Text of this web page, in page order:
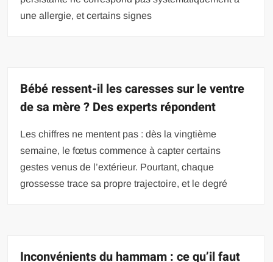
une allergie, et certains signes
Bébé ressent-il les caresses sur le ventre
de sa mère ? Des experts répondent
Les chiffres ne mentent pas : dès la vingtième
semaine, le fœtus commence à capter certains
gestes venus de l’extérieur. Pourtant, chaque
grossesse trace sa propre trajectoire, et le degré
Inconvénients du hammam : ce qu’il faut